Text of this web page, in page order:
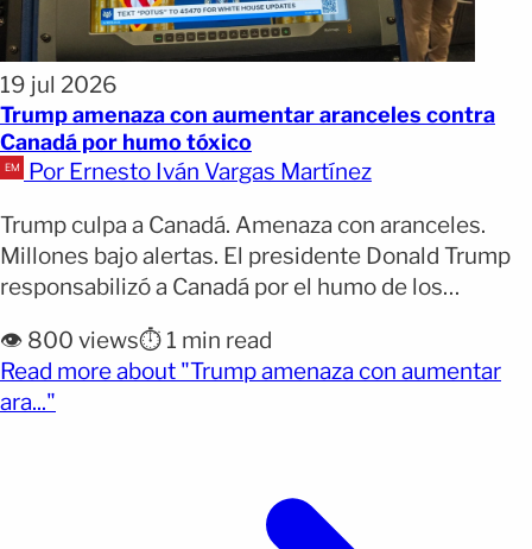
19 jul 2026
Trump amenaza con aumentar aranceles contra
Canadá por humo tóxico
Por Ernesto Iván Vargas Martínez
Trump culpa a Canadá. Amenaza con aranceles.
Millones bajo alertas. El presidente Donald Trump
responsabilizó a Canadá por el humo de los
personas en Estados Unidos. Más de 100 millones
de personas permanecen bajo alertas de calidad
del aire. Trump aseguró que hablará con el primer
👁️ 800 views⏱️ 1 min read
Read more about "Trump amenaza con aumentar
ara..."